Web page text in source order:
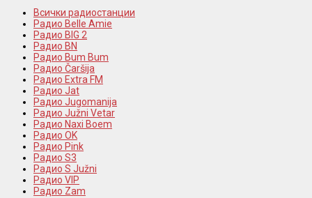
Всички радиостанции
Радио Belle Amie
Радио BIG 2
Радио BN
Радио Bum Bum
Радио Čaršija
Радио Extra FM
Радио Jat
Радио Jugomanija
Радио Južni Vetar
Радио Naxi Boem
Радио OK
Радио Pink
Радио S3
Радио S Južni
Радио VIP
Радио Zam